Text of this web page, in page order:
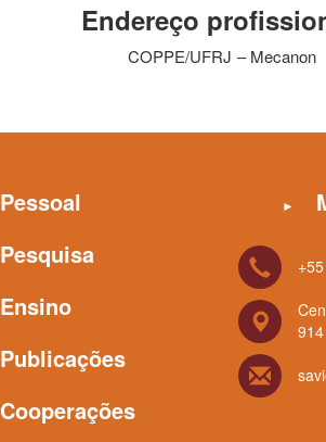
Endereço
COPPE/UFRJ – Mecanon
Pessoal
Pesquisa
Ensino
Publicações
Cooperações
914